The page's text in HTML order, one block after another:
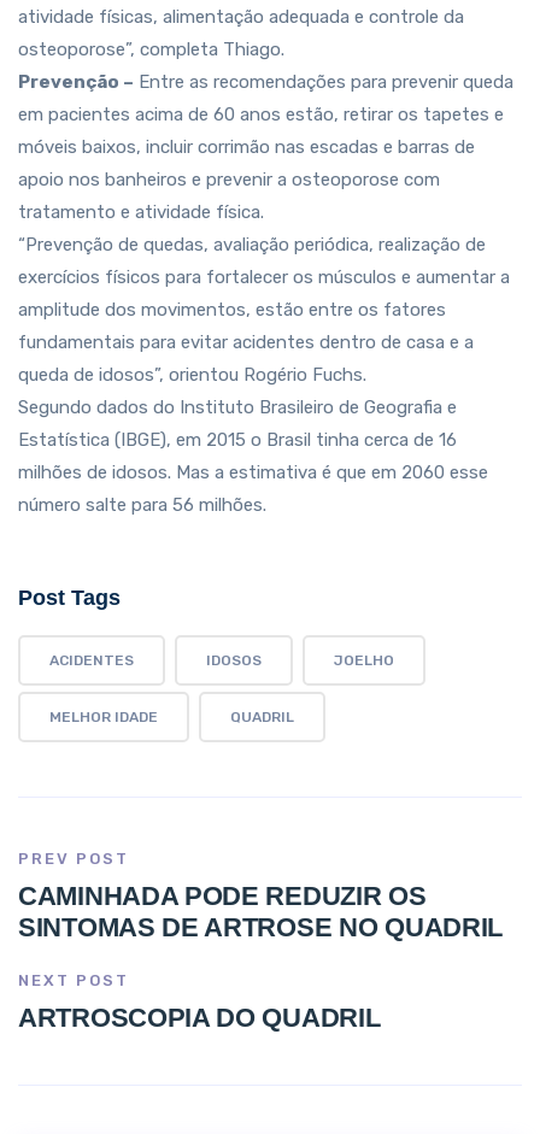
atividade físicas, alimentação adequada e controle da
osteoporose”, completa Thiago.
Prevenção – Entre as recomendações para prevenir queda
em pacientes acima de 60 anos estão, retirar os tapetes e
móveis baixos, incluir corrimão nas escadas e barras de
apoio nos banheiros e prevenir a osteoporose com
tratamento e atividade física.
“Prevenção de quedas, avaliação periódica, realização de
exercícios físicos para fortalecer os músculos e aumentar a
amplitude dos movimentos, estão entre os fatores
fundamentais para evitar acidentes dentro de casa e a
queda de idosos”, orientou Rogério Fuchs.
Segundo dados do Instituto Brasileiro de Geografia e
Estatística (IBGE), em 2015 o Brasil tinha cerca de 16
milhões de idosos. Mas a estimativa é que em 2060 esse
número salte para 56 milhões.
Post Tags
ACIDENTES IDOSOS JOELHO
MELHOR IDADE QUADRIL
PREV POST
CAMINHADA PODE REDUZIR OS
SINTOMAS DE ARTROSE NO QUADRIL
NEXT POST
ARTROSCOPIA DO QUADRIL